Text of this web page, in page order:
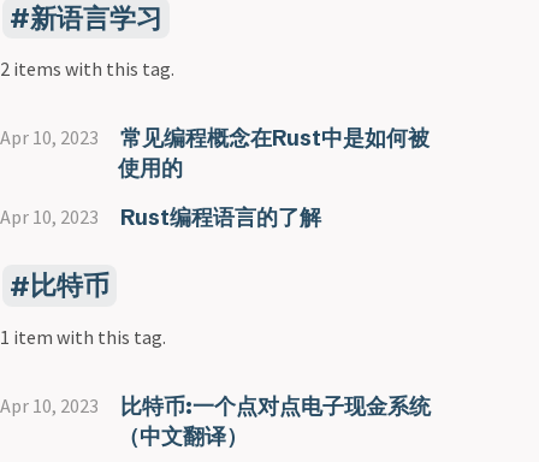
新语言学习
2 items with this tag.
Apr 10, 2023
常见编程概念在Rust中是如何被
使用的
Apr 10, 2023 Rust编程语言的了解
比特币
1 item with this tag.
Apr 10, 2023
比特币:一个点对点电子现金系统
（中文翻译）